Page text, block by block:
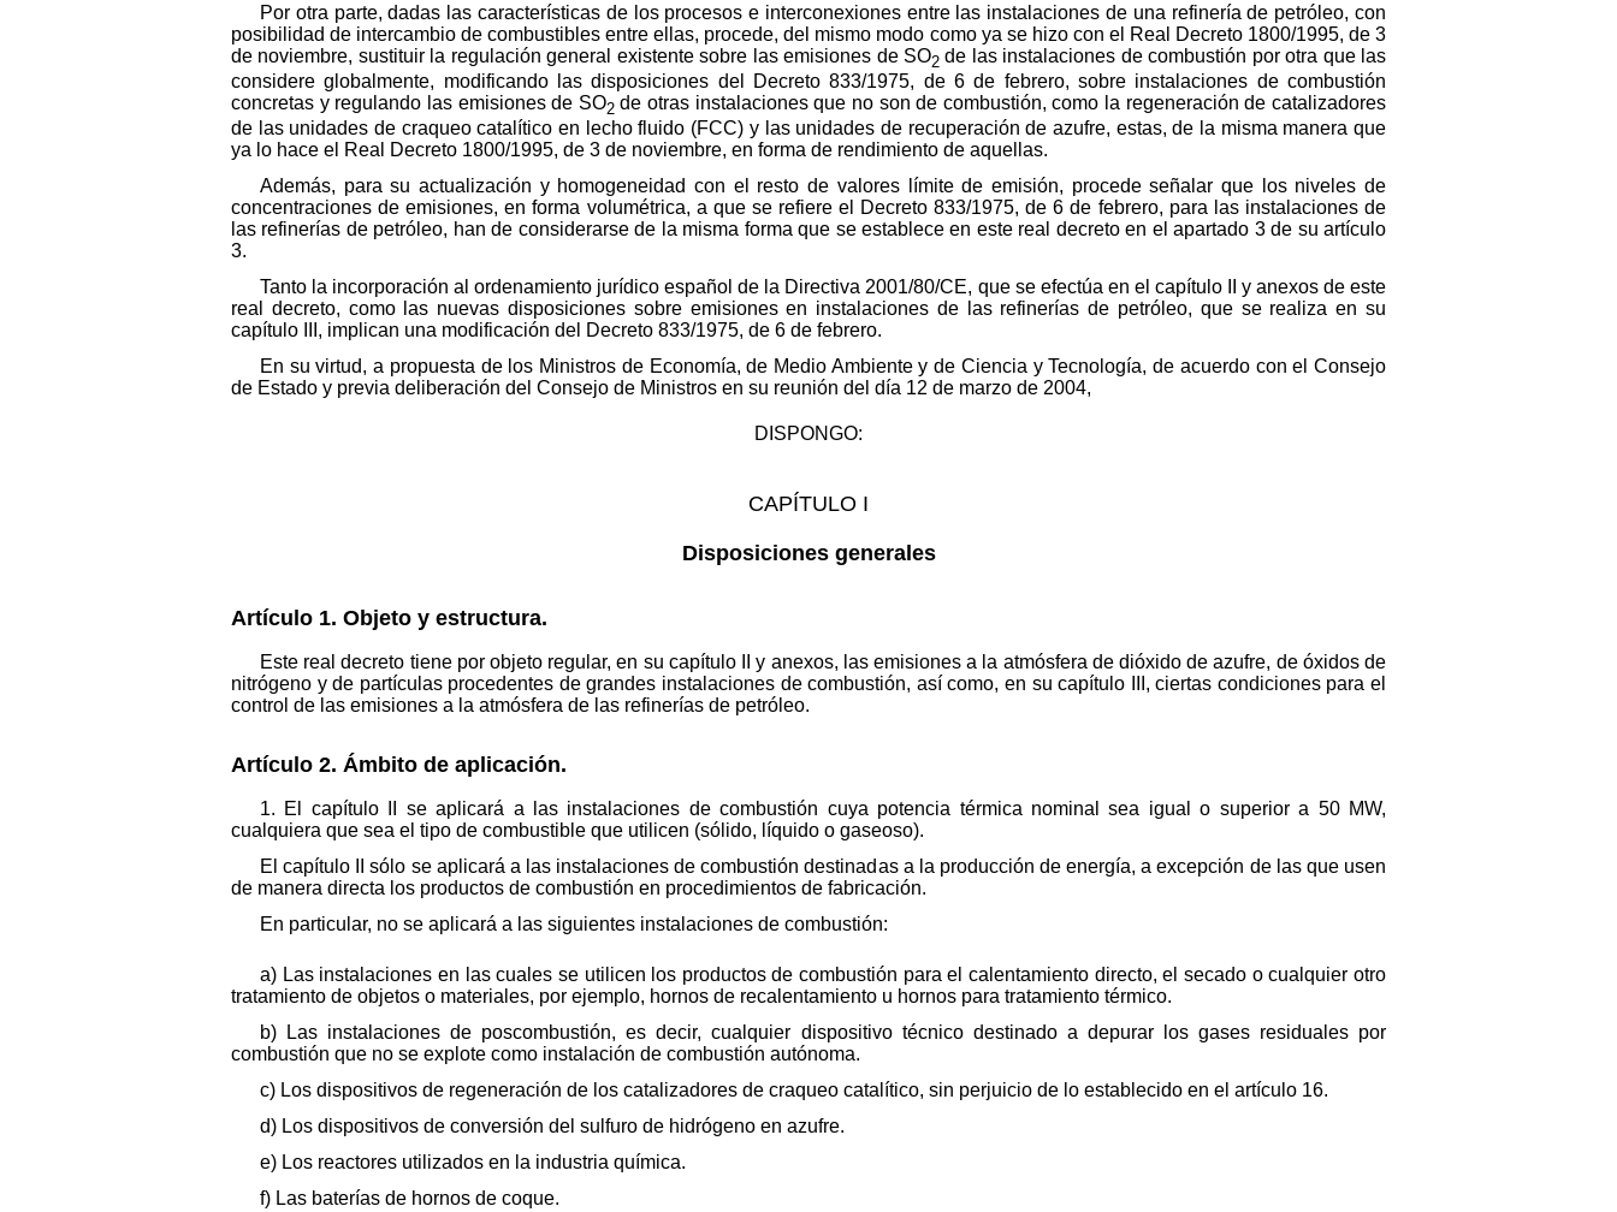
Por otra parte, dadas las características de los procesos e interconexiones entre las instalaciones de una refinería de petróleo, con
posibilidad de intercambio de combustibles entre ellas, procede, del mismo modo como ya se hizo con el Real Decreto 1800/1995, de 3
de noviembre, sustituir la regulación general existente sobre las emisiones de SO2de las instalaciones de combustión por otra que las
considere globalmente, modificando las disposiciones del Decreto 833/1975, de 6 de febrero, sobre instalaciones de combustión
concretas y regulando las emisiones de SO2de otras instalaciones que no son de combustión, como la regeneración de catalizadores
de las unidades de craqueo catalítico en lecho fluido (FCC) y las unidades de recuperación de azufre, estas, de la misma manera que
ya lo hace el Real Decreto 1800/1995, de 3 de noviembre, en forma de rendimiento de aquellas.
Además, para su actualización y homogeneidad con el resto de valores límite de emisión, procede señalar que los niveles de
concentraciones de emisiones, en forma volumétrica, a que se refiere el Decreto 833/1975, de 6 de febrero, para las instalaciones de
las refinerías de petróleo, han de considerarse de la misma forma que se establece en este real decreto en el apartado 3 de su artículo
3.
Tanto la incorporación al ordenamiento jurídico español de la Directiva 2001/80/CE, que se efectúa en el capítulo II y anexos de este
real decreto, como las nuevas disposiciones sobre emisiones en instalaciones de las refinerías de petróleo, que se realiza en su
capítulo III, implican una modificación del Decreto 833/1975, de 6 de febrero.
En su virtud, a propuesta de los Ministros de Economía, de Medio Ambiente y de Ciencia y Tecnología, de acuerdo con el Consejo
de Estado y previa deliberación del Consejo de Ministros en su reunión del día 12 de marzo de 2004,
DISPONGO:
CAPÍTULO I
Disposiciones generales
Artículo 1. Objeto y estructura.
Este real decreto tiene por objeto regular, en su capítulo II y anexos, las emisiones a la atmósfera de dióxido de azufre, de óxidos de
nitrógeno y de partículas procedentes de grandes instalaciones de combustión, así como, en su capítulo III, ciertas condiciones para el
control de las emisiones a la atmósfera de las refinerías de petróleo.
Artículo 2. Ámbito de aplicación.
1. El capítulo II se aplicará a las instalaciones de combustión cuya potencia térmica nominal sea igual o superior a 50 MW,
cualquiera que sea el tipo de combustible que utilicen (sólido, líquido o gaseoso).
El capítulo II sólo se aplicará a las instalaciones de combustión destinadas a la producción de energía, a excepción de las que usen
de manera directa los productos de combustión en procedimientos de fabricación.
En particular, no se aplicará a las siguientes instalaciones de combustión:
a) Las instalaciones en las cuales se utilicen los productos de combustión para el calentamiento directo, el secado o cualquier otro
tratamiento de objetos o materiales, por ejemplo, hornos de recalentamiento u hornos para tratamiento térmico.
b) Las instalaciones de poscombustión, es decir, cualquier dispositivo técnico destinado a depurar los gases residuales por
combustión que no se explote como instalación de combustión autónoma.
c) Los dispositivos de regeneración de los catalizadores de craqueo catalítico, sin perjuicio de lo establecido en el artículo 16.
d) Los dispositivos de conversión del sulfuro de hidrógeno en azufre.
e) Los reactores utilizados en la industria química.
f) Las baterías de hornos de coque.